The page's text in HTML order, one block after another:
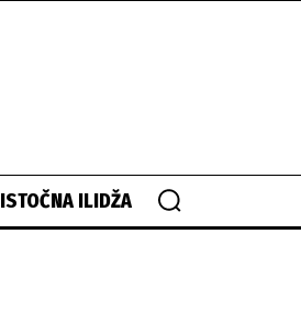
ISTOČNA ILIDŽA